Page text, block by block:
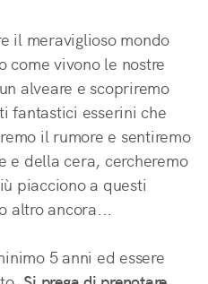
il meraviglioso mondo
come vivono le nostre
alveare e scopriremo
fantastici esserini che
il rumore e sentiremo
e della cera, cercheremo
piacciono a questi
altro ancora...
5 anni ed essere